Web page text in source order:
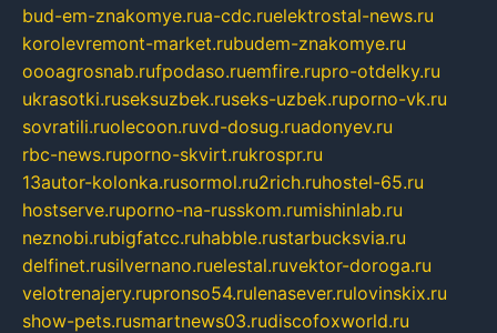
bud-em-znakomye.rua-cdc.ruelektrostal-news.ru
korolevremont-market.rubudem-znakomye.ru
oooagrosnab.rufpodaso.ruemfire.rupro-otdelky.ru
ukrasotki.ruseksuzbek.ruseks-uzbek.ruporno-vk.ru
sovratili.ruolecoon.ruvd-dosug.ruadonyev.ru
rbc-news.ruporno-skvirt.rukrospr.ru
13autor-kolonka.rusormol.ru2rich.ruhostel-65.ru
hostserve.ruporno-na-russkom.rumishinlab.ru
neznobi.rubigfatcc.ruhabble.rustarbucksvia.ru
delfinet.rusilvernano.ruelestal.ruvektor-doroga.ru
velotrenajery.rupronso54.rulenasever.rulovinskix.ru
show-pets.rusmartnews03.rudiscofoxworld.ru